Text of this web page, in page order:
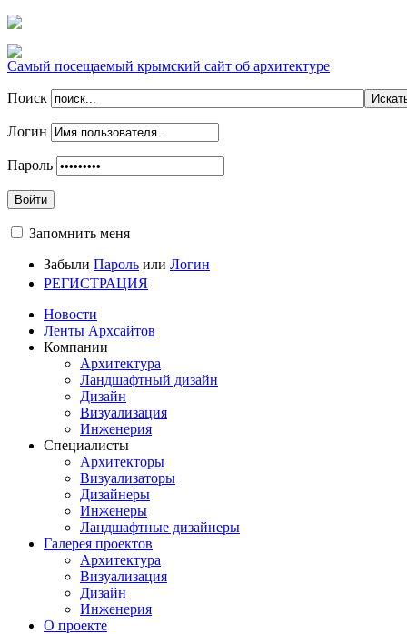
Самый посещаемый крымский сайт об архитектуре
Поиск
Логин
Пароль
Войти
Запомнить меня
Забыли Пароль или Логин
РЕГИСТРАЦИЯ
Новости
Ленты Архсайтов
Компании
Архитектура
Ландшафтный дизайн
Дизайн
Визуализация
Инженерия
Специалисты
Архитекторы
Визуализаторы
Дизайнеры
Инженеры
Ландшафтные дизайнеры
Галерея проектов
Архитектура
Визуализация
Дизайн
Инженерия
О проекте